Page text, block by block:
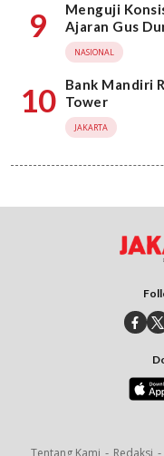
9
Menguji
Ajaran Gus
NASIONAL
10
Bank Mandiri
Tower
JAKARTA